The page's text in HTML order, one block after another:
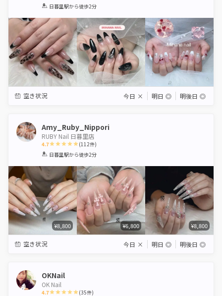
1 2 3 4 5
日暮里駅から徒歩2分
空き状況 今日 × 明日 ◎ 明後日 ◎
Amy_Ruby_Nippori
RUBY Nail 日暮里店
4.7
1 2 3 4 5
(112件)
日暮里駅から徒歩2分
¥8,800 ¥6,800 ¥8,800
空き状況 今日 × 明日 ◎ 明後日 ◎
OKNail
OK Nail
4.7 (35件)